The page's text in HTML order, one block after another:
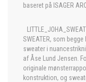
baseret på ISAGER
SWEATER, som
sweater i
af Åse Lund Jensen.
originale
konstruktion, og